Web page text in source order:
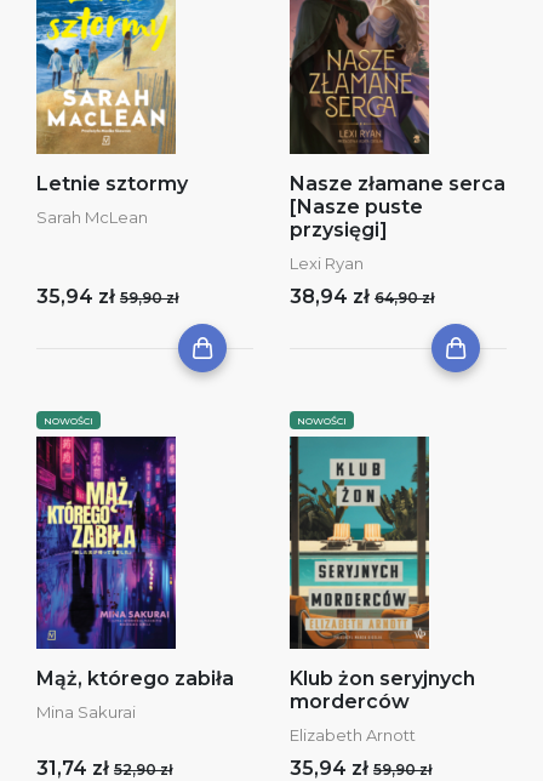
Letnie sztormy
Sarah McLean
35,94 zł 59,90 zł
Nasze złamane serca
[Nasze puste
przysięgi]
Lexi Ryan
38,94 zł 64,90 zł
NOWOŚCI
Mąż, którego zabiła
Mina Sakurai
31,74 zł 52,90 zł
NOWOŚCI
Klub żon seryjnych
morderców
Elizabeth Arnott
35,94 zł 59,90 zł